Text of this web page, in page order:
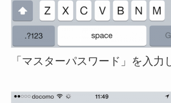
「マスターパスワード」を入力